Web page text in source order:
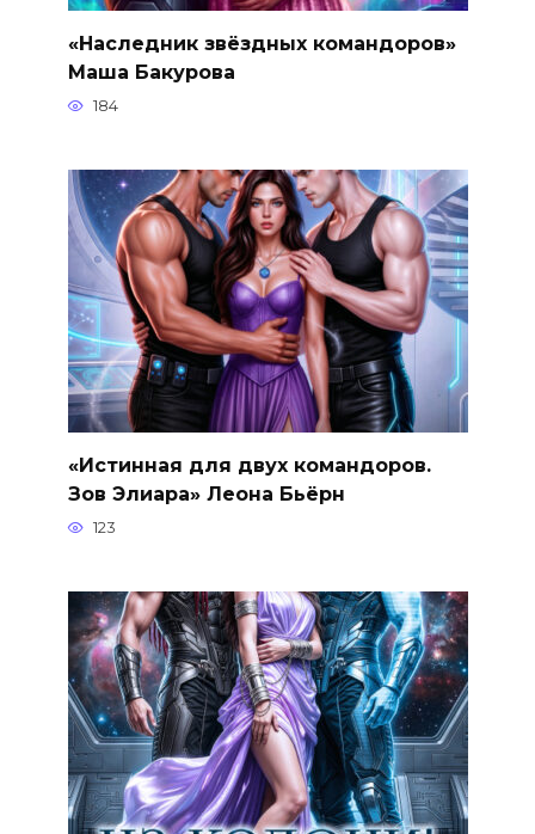
«Наследник звёздных командоров»
Маша Бакурова
184
«Истинная для двух командоров.
Зов Элиара» Леона Бьёрн
123